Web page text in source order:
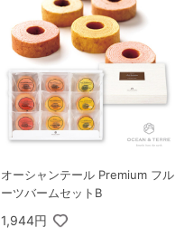
オーシャンテール Premium フル
ーツバームセットB
1,944円